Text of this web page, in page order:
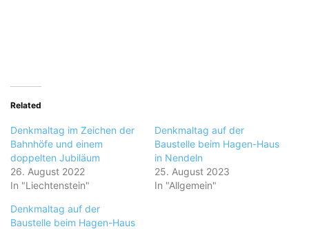
Related
Denkmaltag im Zeichen der
Bahnhöfe und einem
doppelten Jubiläum
26. August 2022
In "Liechtenstein"
Denkmaltag auf der
Baustelle beim Hagen-Haus
in Nendeln
25. August 2023
In "Allgemein"
Denkmaltag auf der
Baustelle beim Hagen-Haus